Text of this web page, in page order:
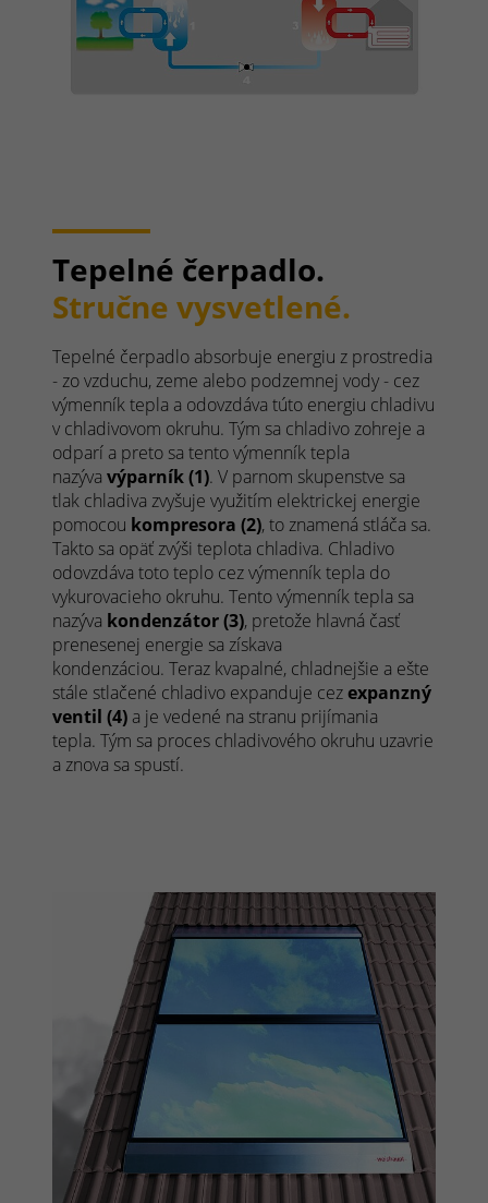
Tepelné čerpadlo.
Stručne vysvetlené.
Tepelné čerpadlo absorbuje energiu z prostredia
- zo vzduchu, zeme alebo podzemnej vody - cez
výmenník tepla a odovzdáva túto energiu chladivu
v chladivovom okruhu. Tým sa chladivo zohreje a
odparí a preto sa tento výmenník tepla
nazýva výparník (1). V parnom skupenstve sa
tlak chladiva zvyšuje využitím elektrickej energie
pomocou kompresora (2), to znamená stláča sa.
Takto sa opäť zvýši teplota chladiva. Chladivo
odovzdáva toto teplo cez výmenník tepla do
vykurovacieho okruhu. Tento výmenník tepla sa
nazýva kondenzátor (3), pretože hlavná časť
prenesenej energie sa získava
kondenzáciou. Teraz kvapalné, chladnejšie a ešte
stále stlačené chladivo expanduje cezexpanzný
ventil (4) a je vedené na stranu prijímania
tepla. Tým sa proces chladivového okruhu uzavrie
a znova sa spustí.